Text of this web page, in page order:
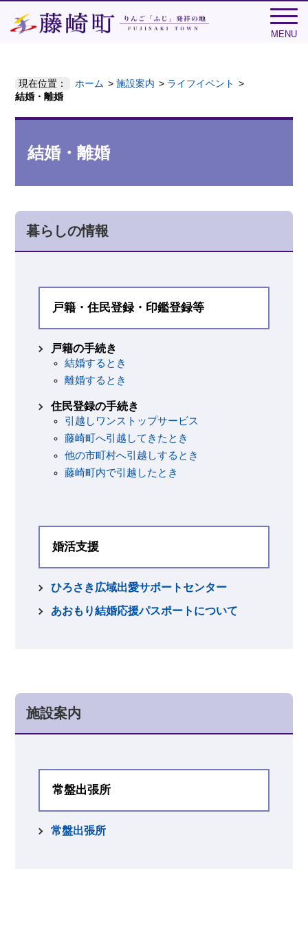
MENU
現在位置： ホーム 施設案内
ライフイベント
結婚・離婚
結婚・離婚
暮らしの情報
戸籍・住民登録・印鑑登録等
戸籍の手続き
結婚するとき
離婚するとき
住民登録の手続き
引越しワンストップサービス
藤崎町へ引越してきたとき
他の市町村へ引越しするとき
藤崎町内で引越したとき
婚活支援
ひろさき広域出愛サポートセンター
あおもり結婚応援パスポートについて
施設案内
常盤出張所
常盤出張所